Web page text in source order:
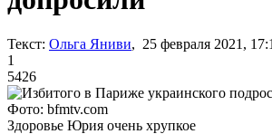
Текст: Ольга Яниви, 25 февраля 2021,
1
5426
Фото: bfmtv.com
Здоровье Юрия очень хрупкое